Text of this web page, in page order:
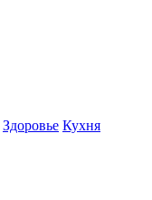
Здоровье Кухня